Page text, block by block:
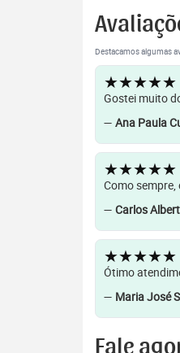
Destacamos algumas
★★★★★
Gostei muito
— Ana Paula
★★★★★
Como
— Carlos
★★★★★
Ótimo
— Maria José
Fale